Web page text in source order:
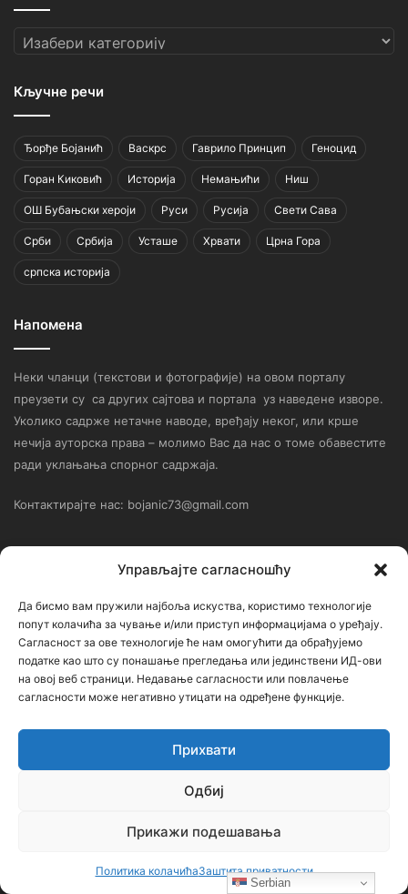
Управљајте сагласношћу
Да бисмо вам пружили најбоља искуства, користимо технологије
попут колачића за чување и/или приступ информацијама о уређају.
Сагласност за ове технологије ће нам омогућити да обрађујемо
податке као што су понашање прегледања или јединствени ИД-ови
на овој веб страници. Недавање сагласности или повлачење
сагласности може негативно утицати на одређене функције.
Прихвати
Одбиј
Прикажи подешавања
Политика колачићаЗаштита приватности
Категорије
Кључне речи
Ђорђе Бојанић Васкрс Гаврило Принцип Геноцид
Горан Киковић Историја Немањићи Ниш
ОШ Бубањски хероји Руси Русија Свети Сава
Срби Србија Усташе Хрвати Црна Гора
српска историја
Напомена
Неки чланци (текстови и фотографије) на овом порталу
преузети су са других сајтова и портала уз наведене изворе.
Уколико садрже нетачне наводе, вређају неког, или крше
нечија ауторска права – молимо Вас да нас о томе обавестите
ради уклањања спорног садржаја.
Контактирајте нас: bojanic73@gmail.com
Контакт
Ђорђе Бојанић, проф. историје – главни уредник
Седиште: Србија, 18000, Ниш
Контакт: тел. +381 652061021
редакција –bojanic73@gmail.com
Сајт није под финансијским, политичким и идеолошким
утицајем ни једне политичке опције или организације. Сајт није
Serbian